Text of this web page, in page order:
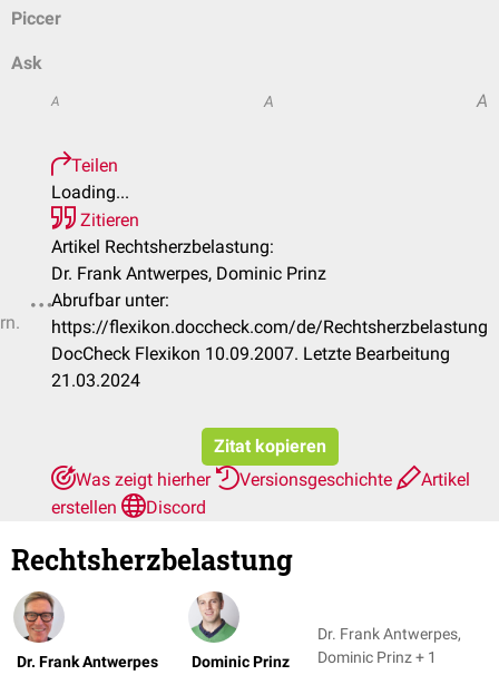
Piccer
Ask
A A A
Teilen
Loading...
Zitieren
Artikel Rechtsherzbelastung:
Dr. Frank Antwerpes, Dominic Prinz
Abrufbar unter:
https://flexikon.doccheck.com/de/Rechtsherzbelastung
DocCheck Flexikon 10.09.2007. Letzte Bearbeitung
21.03.2024
Zitat kopieren
Was zeigt hierher
Versionsgeschichte
Artikel
erstellen
Discord
Rechtsherzbelastung
Dr. Frank Antwerpes Dominic Prinz
Dr. Frank Antwerpes,
Dominic Prinz + 1